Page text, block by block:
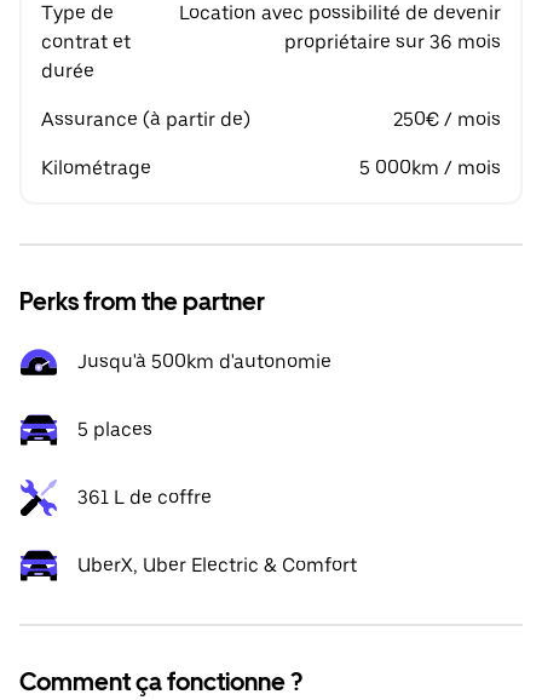
Type de
contrat et
durée
Location avec possibilité de devenir
propriétaire sur 36 mois
Assurance (à partir de) 250€ / mois
Kilométrage 5 000km / mois
Perks from the partner
Jusqu'à 500km d'autonomie
5 places
361 L de coffre
UberX, Uber Electric & Comfort
Comment ça fonctionne ?